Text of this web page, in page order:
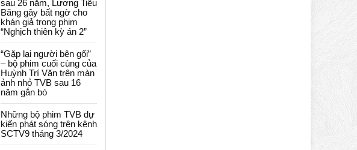
sau 26 năm, Lương Tiểu
Băng gây bất ngờ cho
khán giả trong phim
“Nghịch thiên kỳ án 2”
“Gặp lại người bên gối”
– bộ phim cuối cùng của
Huỳnh Trí Văn trên màn
ảnh nhỏ TVB sau 16
năm gắn bó
Những bộ phim TVB dự
kiến phát sóng trên kênh
SCTV9 tháng 3/2024